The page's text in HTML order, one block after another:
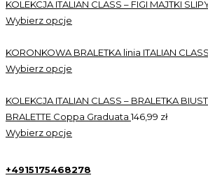
KOLEKCJA ITALIAN CLASS – FIGI MAJTKI
Wybierz opcje
KORONKOWA BRALETKA linia ITALIAN
Wybierz opcje
KOLEKCJA ITALIAN CLASS – BRALETKA
BRALETTE Coppa Graduata146,99 zł
Wybierz opcje
+4915175468278